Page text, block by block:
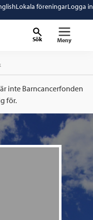
Lokala föreningarLogga in
Sök Meny
inte Barncancerfonden
för.